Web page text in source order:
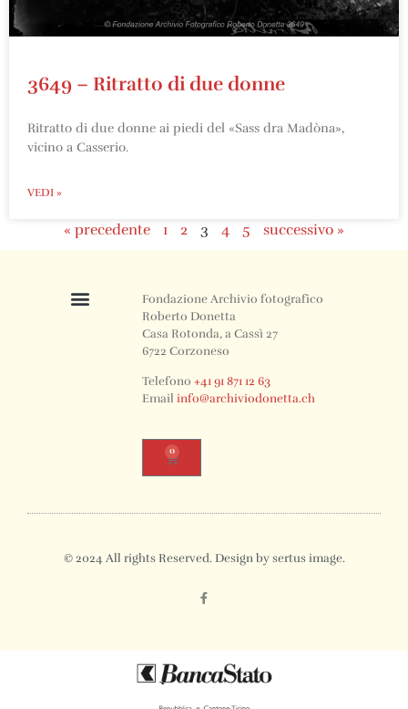
3649 – Ritratto di due donne
Ritratto di due donne ai piedi del «Sass dra Madòna»,
vicino a Casserio.
VEDI »
« precedente 1 2 3 4 5 successivo »
Fondazione Archivio fotografico
Roberto Donetta
Casa Rotonda, a Cassì 27
6722 Corzoneso
Telefono+41 91 871 12 63
Emailinfo@archiviodonetta.ch
0
© 2024 All rights Reserved. Design by sertus image.